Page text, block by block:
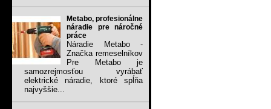
Metabo, profesionálne
náradie pre náročné
práce
Náradie Metabo -
Značka remeselníkov
Pre Metabo je
samozrejmosťou vyrábať
elektrické náradie, ktoré spĺňa
najvyššie...